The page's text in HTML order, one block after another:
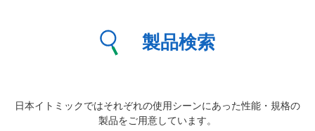
製品検索
日本イトミックではそれぞれの使用シーンにあった性能・規格の
製品をご用意しています。